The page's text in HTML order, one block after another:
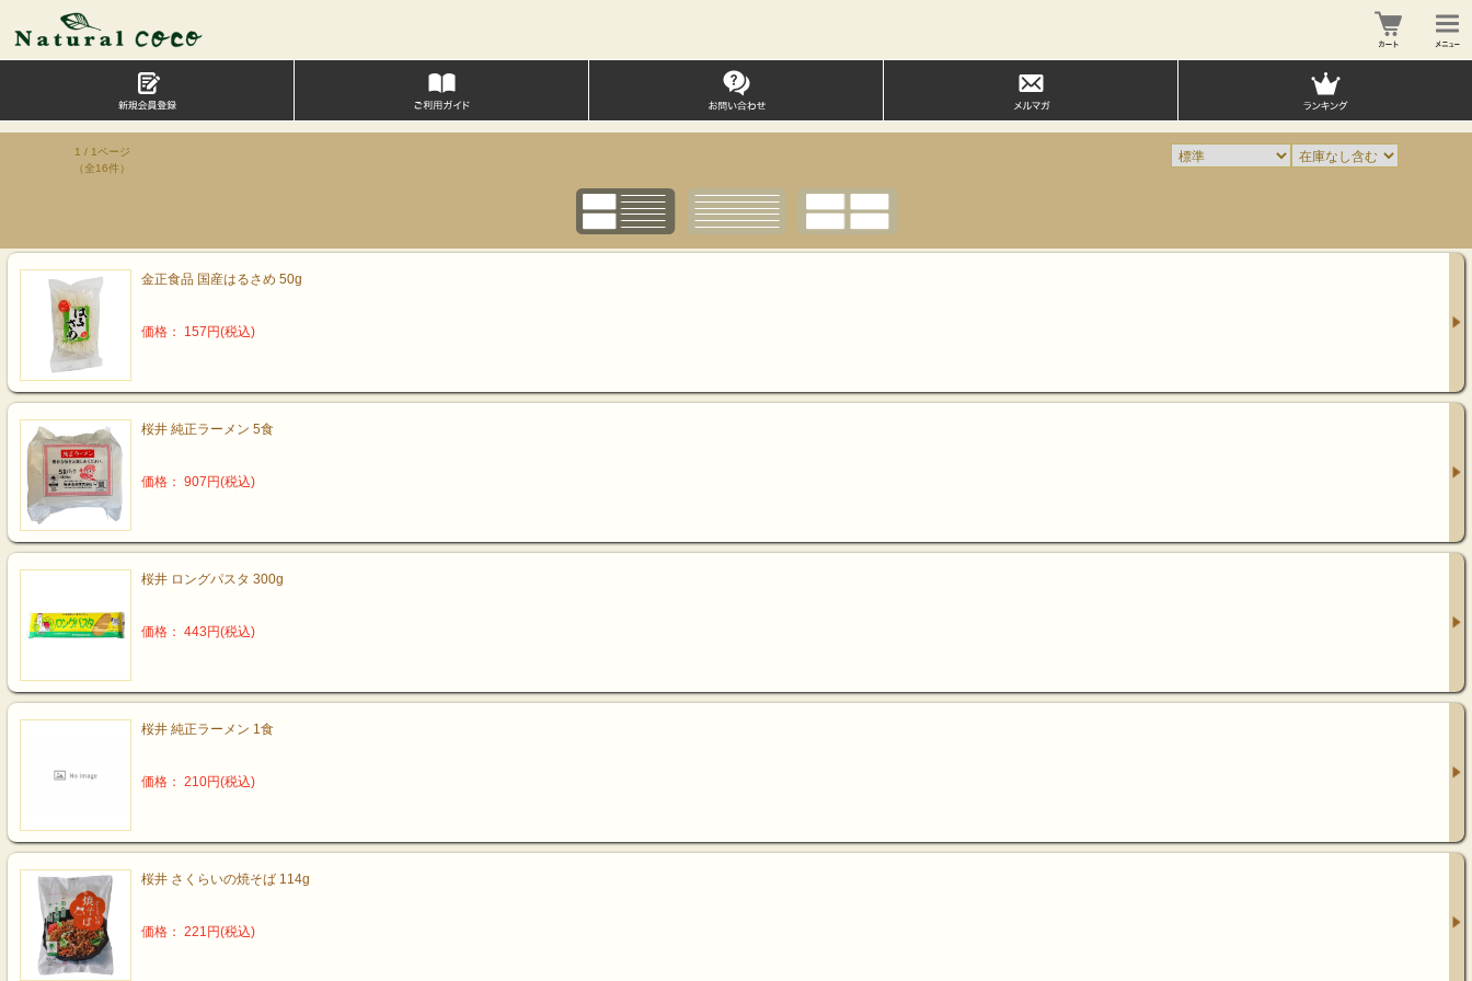
1 / 1ページ
（全16件）
金正食品 国産はるさめ 50g
価格： 157円(税込)
桜井 純正ラーメン 5食
価格： 907円(税込)
桜井 ロングパスタ 300g
価格： 443円(税込)
桜井 純正ラーメン 1食
価格： 210円(税込)
桜井 さくらいの焼そば 114g
価格： 221円(税込)